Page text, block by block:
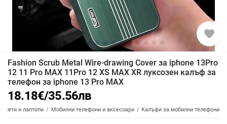
favorite
Fashion Scrub Metal Wire-drawing Cover за iphone 13Pro
12 11 Pro MAX 11Pro 12 XS MAX XR луксозен калъф за
телефон за iphone 13 Pro MAX
18.18€/35.56лв
и лаптопи Мобилни телефони и аксесоари Калъфи за мобилни телефони